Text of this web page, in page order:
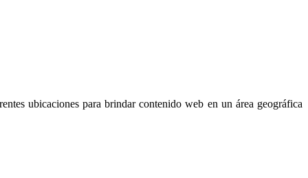
ubicaciones para brindar contenido web en un área geográfica